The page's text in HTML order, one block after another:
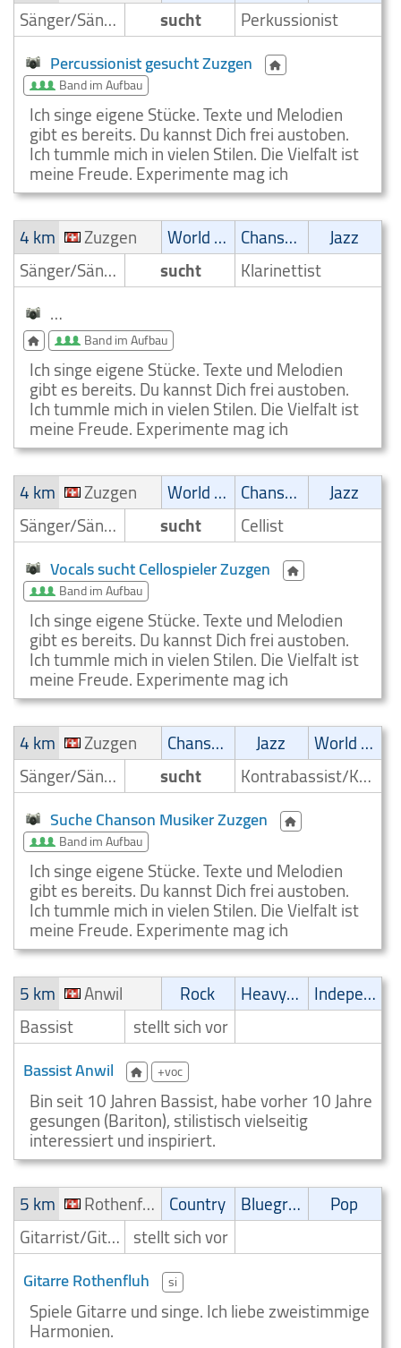
Sänger/Sängerin
sucht Perkussionist
Percussionist gesucht Zuzgen
Band im Aufbau
Ich singe eigene Stücke. Texte und Melodien
gibt es bereits. Du kannst Dich frei austoben.
Ich tummle mich in vielen Stilen. Die Vielfalt ist
meine Freude. Experimente mag ich
4 km
Zuzgen World Music Chanson
Jazz
Sänger/Sängerin
sucht Klarinettist
World Music Klarinettenspieler gesucht Zuzgen
Band im Aufbau
Ich singe eigene Stücke. Texte und Melodien
gibt es bereits. Du kannst Dich frei austoben.
Ich tummle mich in vielen Stilen. Die Vielfalt ist
meine Freude. Experimente mag ich
4 km
Zuzgen World Music Chanson
Jazz
Sänger/Sängerin
sucht Cellist
Vocals sucht Cellospieler Zuzgen
Band im Aufbau
Ich singe eigene Stücke. Texte und Melodien
gibt es bereits. Du kannst Dich frei austoben.
Ich tummle mich in vielen Stilen. Die Vielfalt ist
meine Freude. Experimente mag ich
4 km
Zuzgen Chanson Jazz
World Music
Sänger/Sängerin
sucht Kontrabassist/Kontrabassspieler
Suche Chanson Musiker Zuzgen
Band im Aufbau
Ich singe eigene Stücke. Texte und Melodien
gibt es bereits. Du kannst Dich frei austoben.
Ich tummle mich in vielen Stilen. Die Vielfalt ist
meine Freude. Experimente mag ich
5 km
Anwil Rock Heavy-Metal
Independent
Bassist
stellt sich vor
Bassist Anwil +voc
Bin seit 10 Jahren Bassist, habe vorher 10 Jahre
gesungen (Bariton), stilistisch vielseitig
interessiert und inspiriert.
5 km
Rothenfluh Country Bluegrass
Pop
Gitarrist/Gitarrenspieler stellt sich vor
Gitarre Rothenfluh si
Spiele Gitarre und singe. Ich liebe zweistimmige
Harmonien.